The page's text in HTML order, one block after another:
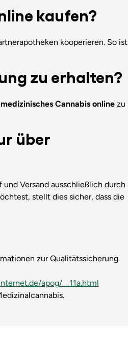
kaufen?
kooperieren. So ist
zu erhalten?
medizinisches Cannabis onlinezu
über
Versand ausschließlich durch
stellt dies sicher, dass die
zur Qualitätssicherung
apog/__11a.html